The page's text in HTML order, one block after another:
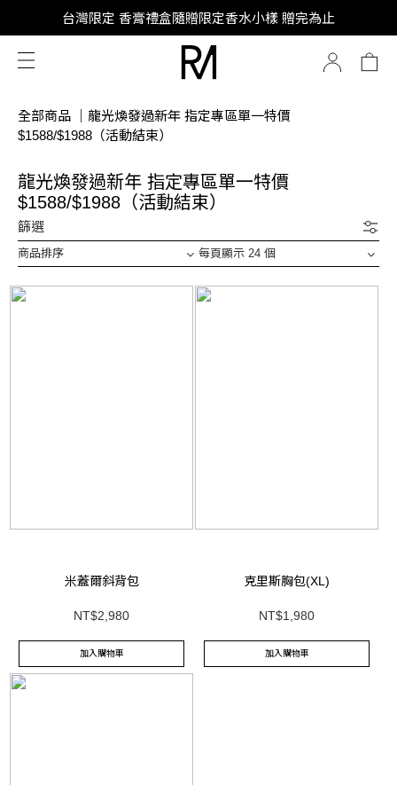
SUPER JUNIOR-D&E 全新代言
台灣限定 香膏禮盒隨贈限定香水小樣 贈完為止
SUPER JUNIOR-D&E 全新代言
全部商品
龍光煥發過新年 指定專區單一特價
$1588/$1988（活動結束）
龍光煥發過新年 指定專區單一特價
$1588/$1988（活動結束）
篩選
商品排序 每頁顯示 24 個
米蓋爾斜背包
NT$2,980
加入購物車
克里斯胸包(XL)
NT$1,980
加入購物車